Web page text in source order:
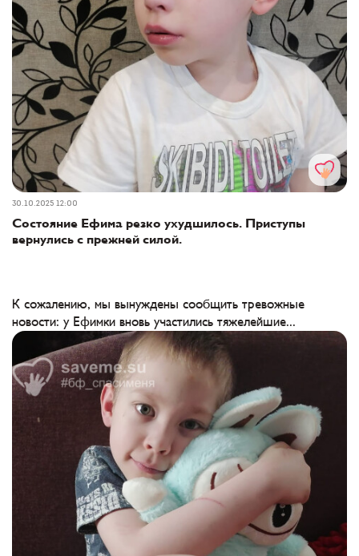
30.10.2025 12:00
Состояние Ефима резко ухудшилось. Приступы
вернулись с прежней силой.
К сожалению, мы вынуждены сообщить тревожные
новости: у Ефимки вновь участились тяжелейшие...